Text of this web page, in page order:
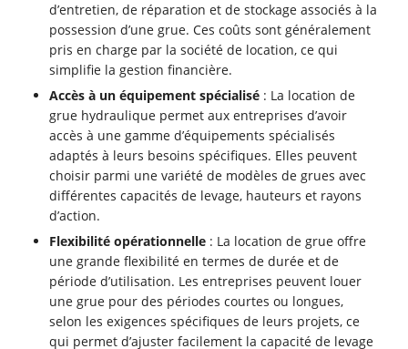
d’entretien, de réparation et de stockage associés à la
possession d’une grue. Ces coûts sont généralement
pris en charge par la société de location, ce qui
simplifie la gestion financière.
Accès à un équipement spécialisé : La location de
grue hydraulique permet aux entreprises d’avoir
accès à une gamme d’équipements spécialisés
adaptés à leurs besoins spécifiques. Elles peuvent
choisir parmi une variété de modèles de grues avec
différentes capacités de levage, hauteurs et rayons
d’action.
Flexibilité opérationnelle : La location de grue offre
une grande flexibilité en termes de durée et de
période d’utilisation. Les entreprises peuvent louer
une grue pour des périodes courtes ou longues,
selon les exigences spécifiques de leurs projets, ce
qui permet d’ajuster facilement la capacité de levage